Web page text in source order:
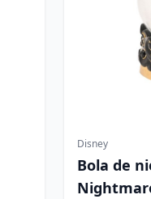
Disney
Bola de